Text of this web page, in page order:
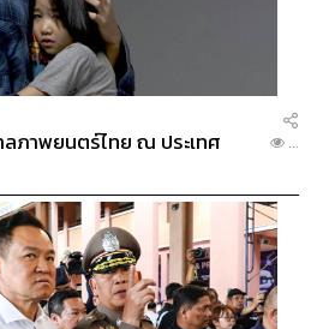
ลภาพยนตร์ไทย ณ ประเทศ
...